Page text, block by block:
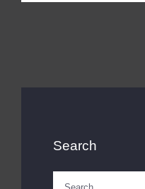
Search
Search